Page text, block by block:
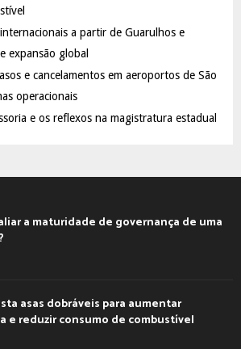
a partir de Guarulhos e
expansão global
e cancelamentos em aeroportos de São
operacionais
e os reflexos na magistratura estadual
a maturidade de governança de uma
asas dobráveis para aumentar
e reduzir consumo de combustível